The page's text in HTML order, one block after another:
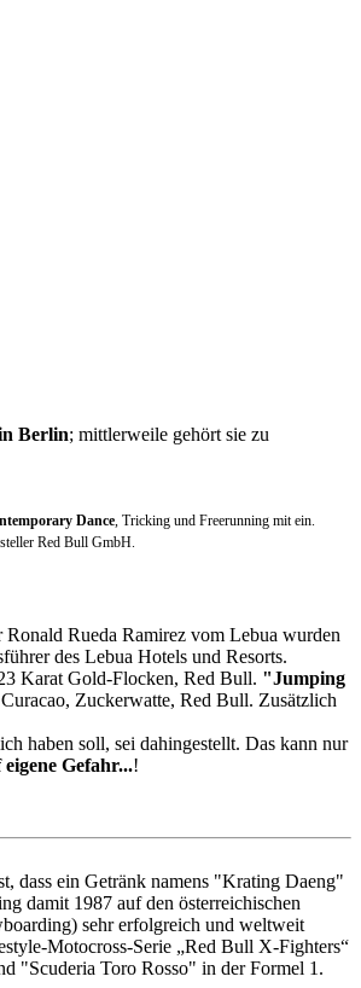
Berlin; mittlerweile gehört sie zu
Dance, Tricking und Freerunning mit ein.
Red Bull GmbH.
Rueda Ramirez vom Lebua wurden
des Lebua Hotels und Resorts.
Karat Gold-Flocken, Red Bull. "Jumping
Zuckerwatte, Red Bull. Zusätzlich
haben soll, sei dahingestellt. Das kann nur
Gefahr...!
dass ein Getränk namens "Krating Daeng"
damit 1987 auf den österreichischen
sehr erfolgreich und weltweit
Motocross-Serie „Red Bull X-Fighters“
"Scuderia Toro Rosso" in der Formel 1.